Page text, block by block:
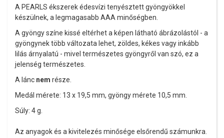
A PEARLS ékszerek édesvízi tenyésztett gyöngyökkel
készülnek, a legmagasabb AAA minőségben.
A gyöngy színe kissé eltérhet a képen látható ábrázolástól - a
gyöngynek több változata lehet, zöldes, kékes vagy inkább
lilás árnyalatú - mivel természetes gyöngyről van szó, ez a
jelenség természetes.
A lánc nem része.
Medál mérete: 13 x 19,5 mm, gyöngy mérete 10,5 mm.
Súly: 4 g.
Az anyagok és a kivitelezés minősége elsőrendű számunkra.